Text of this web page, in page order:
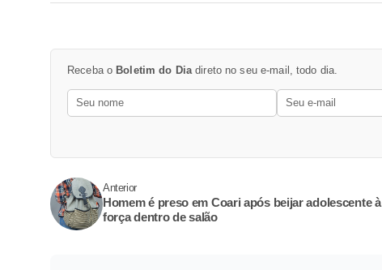
Receba o Boletim do Dia direto no seu e-mail, todo dia.
Anterior
Homem é preso em Coari após beijar adolescente à
força dentro de salão